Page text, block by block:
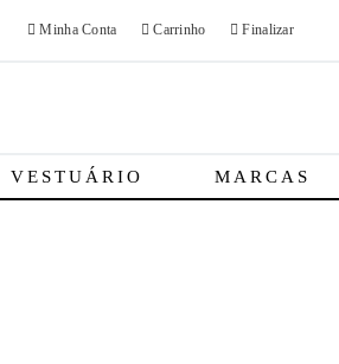
Minha Conta Carrinho Finalizar
VESTUÁRIO MARCAS